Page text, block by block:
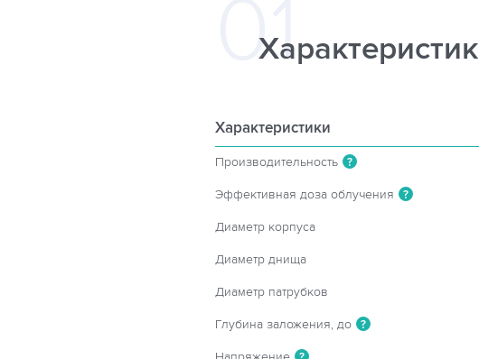
Характеристики
Производительность ?
Эффективная доза облучения ?
Диаметр корпуса
Диаметр днища
Диаметр патрубков
Глубина заложения, до ?